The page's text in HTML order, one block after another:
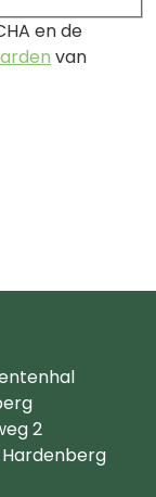
en de
van
2
Hardenberg